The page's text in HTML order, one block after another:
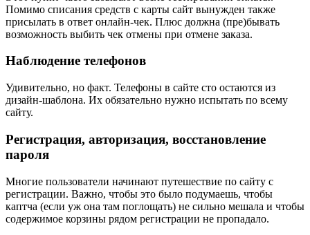
Помимо списания средств с карты сайт вынужден также
присылать в ответ онлайн-чек. Плюс должна (пре)бывать
возможность выбить чек отмены при отмене заказа.
Наблюдение телефонов
Удивительно, но факт. Телефоны в сайте сто остаются из
дизайн-шаблона. Их обязательно нужно испытать по всему
сайту.
Регистрация, авторизация, восстановление
пароля
Многие пользователи начинают путешествие по сайту с
регистрации. Важно, чтобы это было подумаешь, чтобы
каптча (если уж она там поглощать) не сильно мешала и чтобы
содержимое корзины рядом регистрации не пропадало.